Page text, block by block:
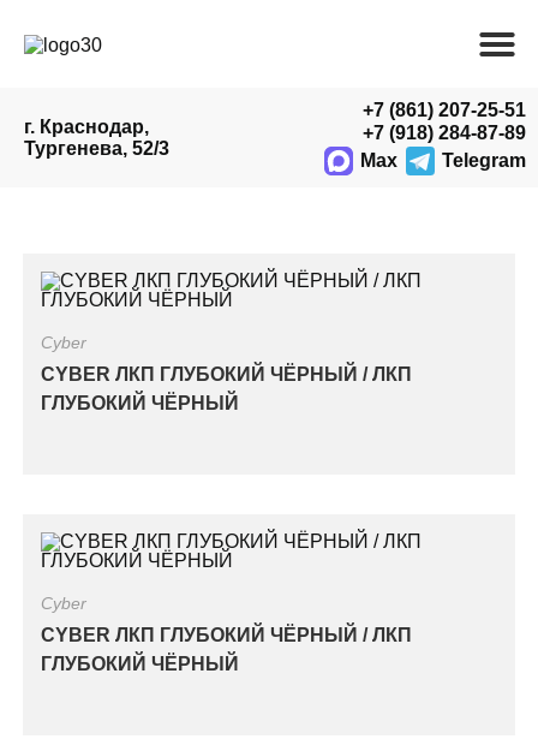
г. Краснодар,
Тургенева, 52/3
+7 (861) 207-25-51
+7 (918) 284-87-89
Max
Telegram
Cyber
CYBER ЛКП ГЛУБОКИЙ ЧЁРНЫЙ / ЛКП
ГЛУБОКИЙ ЧЁРНЫЙ
Cyber
CYBER ЛКП ГЛУБОКИЙ ЧЁРНЫЙ / ЛКП
ГЛУБОКИЙ ЧЁРНЫЙ